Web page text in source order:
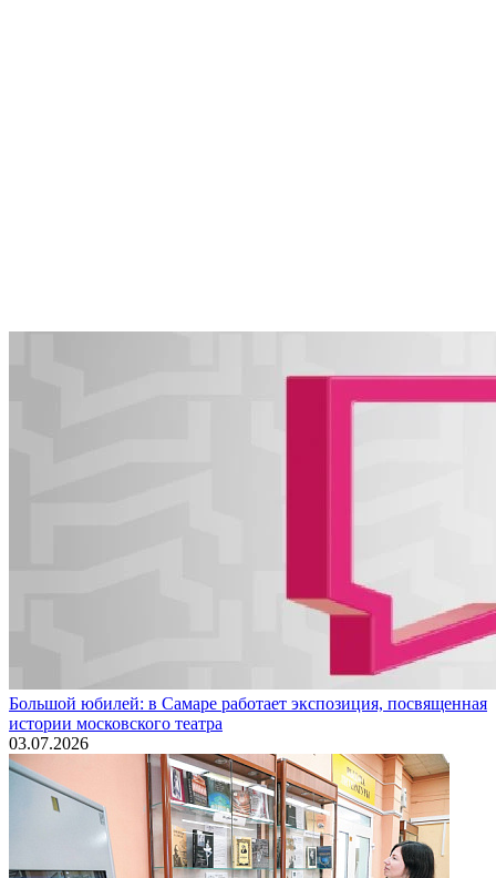
Большой юбилей: в Самаре работает экспозиция, посвященная
истории московского театра
03.07.2026